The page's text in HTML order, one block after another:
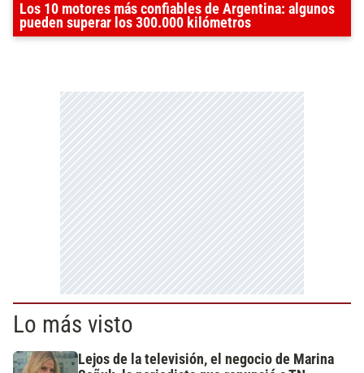
Los 10 motores más confiables de Argentina: algunos
pueden superar los 300.000 kilómetros
Lo más visto
Lejos de la televisión, el negocio de Marina